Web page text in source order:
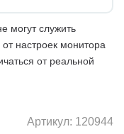
могут служить
настроек монитора
от реальной
Артикул: 120944